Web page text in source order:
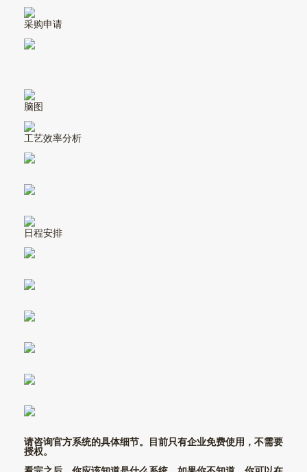
采购申请
脑图
工艺效率分析
日程安排
请咨询官方系统的具体细节。目前只有企业免费使用，不需要
授权。